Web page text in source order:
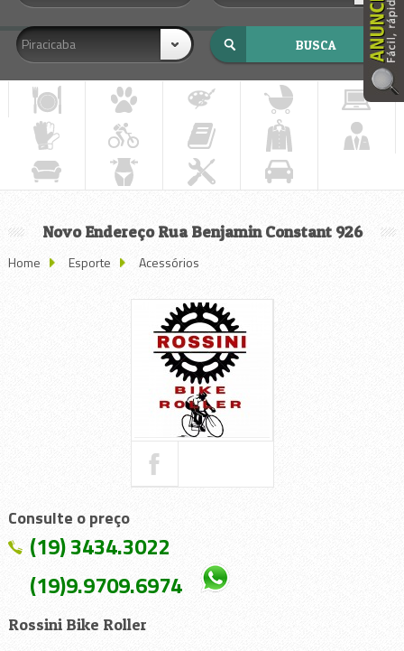
Piracicaba
Novo Endereço Rua Benjamin Constant 926
Home
Esporte Acessórios
Consulte o preço
(19) 3434.3022
(19)9.9709.6974
Rossini Bike Roller